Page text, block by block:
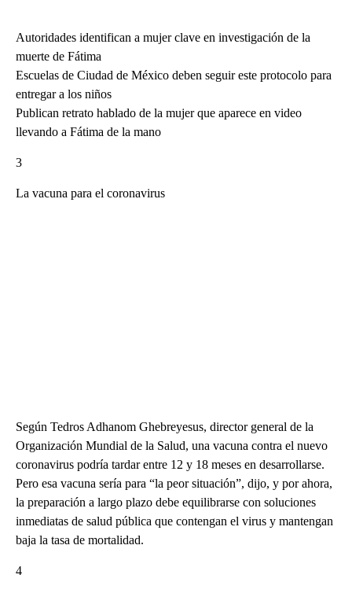
Autoridades identifican a mujer clave en investigación de la
muerte de Fátima
Escuelas de Ciudad de México deben seguir este protocolo para
entregar a los niños
Publican retrato hablado de la mujer que aparece en video
llevando a Fátima de la mano
3
La vacuna para el coronavirus
Según Tedros Adhanom Ghebreyesus, director general de la
Organización Mundial de la Salud, una vacuna contra el nuevo
coronavirus podría tardar entre 12 y 18 meses en desarrollarse.
Pero esa vacuna sería para “la peor situación”, dijo, y por ahora,
la preparación a largo plazo debe equilibrarse con soluciones
inmediatas de salud pública que contengan el virus y mantengan
baja la tasa de mortalidad.
4